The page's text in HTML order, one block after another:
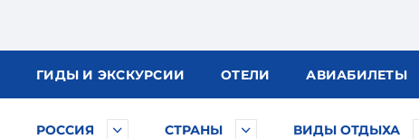
ГИДЫ И ЭКСКУРСИИ ОТЕЛИ АВИАБИЛЕТЫ
РОССИЯ СТРАНЫ ВИДЫ ОТДЫХА